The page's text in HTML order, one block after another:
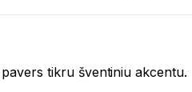
tikru šventiniu akcentu.